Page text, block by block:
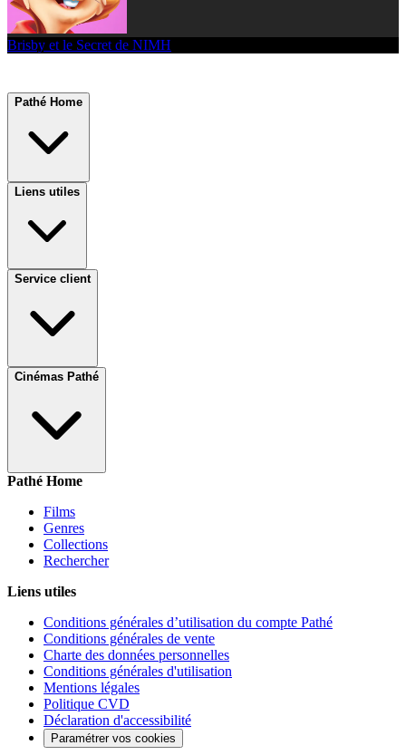
Brisby et le Secret de NIMH
Pathé Home
Liens utiles
Service client
Cinémas Pathé
Pathé Home
Films
Genres
Collections
Rechercher
Liens utiles
Conditions générales d’utilisation du compte Pathé
Conditions générales de vente
Charte des données personnelles
Conditions générales d'utilisation
Mentions légales
Politique CVD
Déclaration d'accessibilité
Paramétrer vos cookies